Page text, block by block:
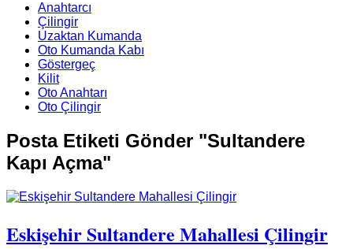
Anahtarcı
Çilingir
Uzaktan Kumanda
Oto Kumanda Kabı
Göstergeç
Kilit
Oto Anahtarı
Oto Çilingir
Posta Etiketi Gönder "Sultandere
Kapı Açma"
Eskişehir Sultandere Mahallesi Çilingir